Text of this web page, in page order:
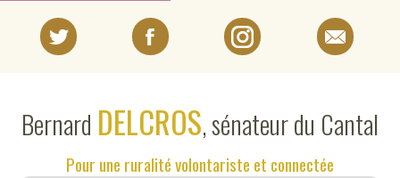
Bernard DELCROS, sénateur du Cantal
Pour une ruralité volontariste et connectée
EN DIRECT DU SÉNAT